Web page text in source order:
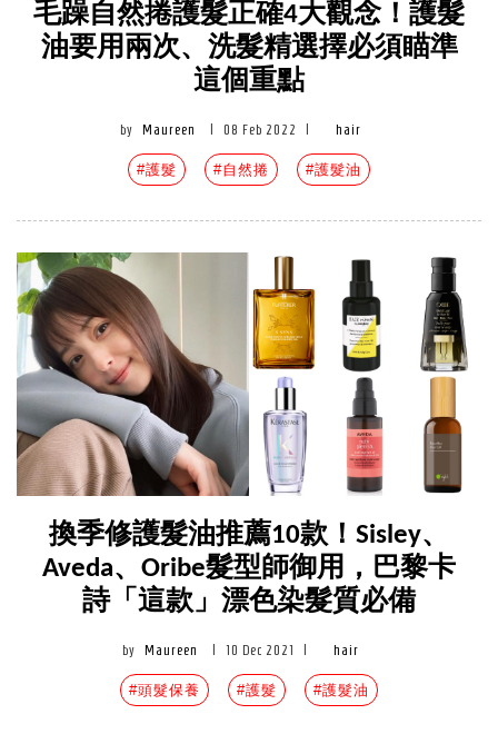
毛躁自然捲護髮正確4大觀念！護髮
油要用兩次、洗髮精選擇必須瞄準
這個重點
by Maureen 08 Feb 2022 hair
#護髮 #自然捲 #護髮油
換季修護髮油推薦10款！Sisley、
Aveda、Oribe髮型師御用，巴黎卡
詩「這款」漂色染髮質必備
by Maureen 10 Dec 2021 hair
#頭髮保養 #護髮 #護髮油